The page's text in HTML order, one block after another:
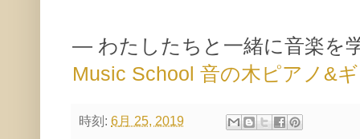
— わたしたちと一緒に音楽を
Music School 音の木ピアノ&
時刻: 6月 25, 2019